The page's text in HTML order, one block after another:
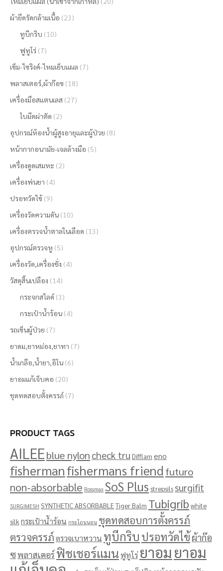
ผ้ายืดรัดกล้ามเนื้อ (23)
ทูบีกริบ (10)
ฟูทูโร่ (7)
เข็ม-ไซริงค์-ไหมเย็บแผล (7)
พลาสเตอร์,ผ้าก๊อซ (18)
เครื่องมือสแตนเลส (27)
ใบมีดผ่าตัด (2)
อุปกรณ์ห้องน้ำผู้สูงอายุและผู้ป่วย (8)
หน้ากากอนามัย-เจลล้างมือ (5)
เครื่องดูดเสมหะ (2)
เครื่องพ่นยา (4)
ปรอทวัดไข้ (9)
เครื่องวัดความดัน (10)
เครื่องตรวจน้ำตาลในเลือด (13)
อุปกรณ์ตรวจหู (5)
เครื่องวัด,เครื่องชั่ง (4)
วัสดุสิ้นเปลือง (14)
กระจกสไลด์ (3)
กระเป๋าน้ำร้อน (4)
รถเข็นผู้ป่วย (7)
ยาดม,ยาหม่อง,ยาทา (7)
น้ำเกลือ,น้ำยา,อีโน (6)
ยาอมแก้เจ็บคอ (20)
ชุดทดสอบตั้งครรภ์ (7)
PRODUCT TAGS
AILEEblue nylon check tru Difflam eno
fishermanfishermans friend futuro
non-absorbable Rossmax SoS Plus strepsils surgifit
SURGIMESH SYNTHETIC ABSORBABLETiger Balm Tubigrib white
silk กระเป๋าน้ำร้อน กระโถนนอน ชุดทดสอบการตั้งครรภ์
ตรวจครรภ์ตรวจเบาหวาน ทูบีกริบ ปรอทวัดไข้ผ้าก๊อ
ซพลาสเตอร์ฟิชเชอร์แมนฟูทูโร่ ยาอมยาอม